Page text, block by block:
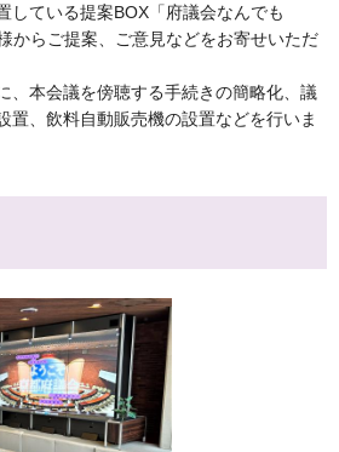
している提案BOX「府議会なんでも
からご提案、ご意見などをお寄せいただ
、本会議を傍聴する手続きの簡略化、議
置、飲料自動販売機の設置などを行いま